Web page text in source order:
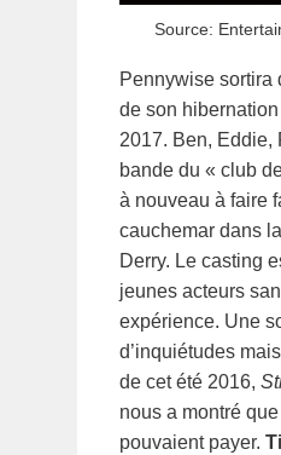
Source:
Pennywise sortira
de son
2017. Ben, Eddie,
bande du « club
à nouveau à faire
cauchemar dans
Derry. Le casting
jeunes acteurs
expérience. Une
d’inquiétudes
de cet été 2016,
nous a montré
pouvaient payer.